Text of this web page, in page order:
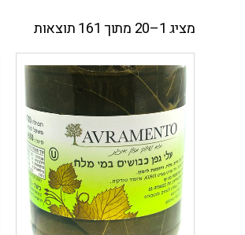
מציג 1–20 מתוך 161 תוצאות